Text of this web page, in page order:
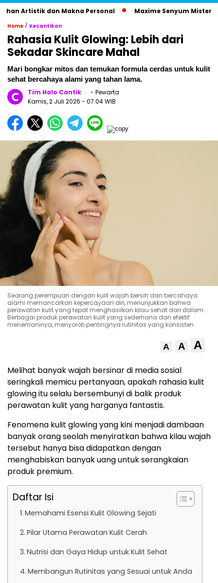
dan Makna Personal Maxime Senyum Misterius,
Home / Kecantikan
Rahasia Kulit Glowing: Lebih dari
Sekadar Skincare Mahal
Mari bongkar mitos dan temukan formula cerdas untuk kulit
sehat bercahaya alami yang tahan lama.
Tim Halo Cantik
- Pewarta
Kamis, 2 Juli 2026 - 07:04 WIB
Seorang perempuan dengan kulit wajah bersih dan bercahaya
alami memancarkan kepercayaan diri, menunjukkan bahwa
perawatan kulit yang tepat menghasilkan kilau sehat dari dalam.
Berbagai produk perawatan kulit yang sederhana dan efektif
menemaninya, menyoroti pentingnya rutinitas yang konsisten.
A A A
Melihat banyak wajah bersinar di media sosial
seringkali memicu pertanyaan, apakah rahasia kulit
glowing itu selalu bersembunyi di balik produk
perawatan kulit yang harganya fantastis.
Fenomena kulit glowing yang kini menjadi dambaan
banyak orang seolah menyiratkan bahwa kilau wajah
tersebut hanya bisa didapatkan dengan
menghabiskan banyak uang untuk serangkaian
produk premium.
Daftar Isi
Memahami Esensi Kulit Glowing Sejati
Pilar Utama Perawatan Kulit Cerah
Nutrisi dan Gaya Hidup untuk Kulit Sehat
Membangun Rutinitas yang Sesuai untuk Anda